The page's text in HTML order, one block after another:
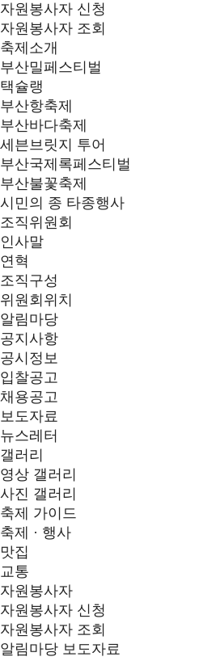
자원봉사자 신청
자원봉사자 조회
축제소개
부산밀페스티벌
택슐랭
부산항축제
부산바다축제
세븐브릿지 투어
부산국제록페스티벌
부산불꽃축제
시민의 종 타종행사
조직위원회
인사말
연혁
조직구성
위원회위치
알림마당
공지사항
공시정보
입찰공고
채용공고
보도자료
뉴스레터
갤러리
영상 갤러리
사진 갤러리
축제 가이드
축제 · 행사
맛집
교통
자원봉사자
자원봉사자 신청
자원봉사자 조회
알림마당 보도자료